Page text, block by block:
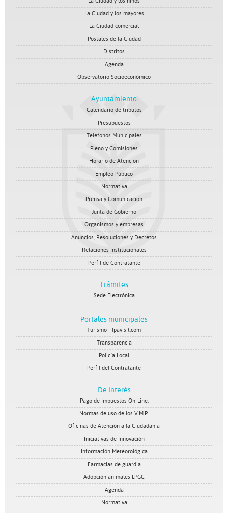
La Ciudad y los mayores
La Ciudad comercial
Postales de la Ciudad
Distritos
Agenda
Observatorio Socioeconómico
Ayuntamiento
Calendario de tributos
Presupuestos
Telefonos Municipales
Pleno y Comisiones
Horario de Atención
Empleo Público
Normativa
Prensa y Comunicacion
Junta de Gobierno
Organismos y empresas
Anuncios, Resoluciones y Decretos
Relaciones Institucionales
Perfil de Contratante
Trámites
Sede Electrónica
Portales municipales
Turismo - lpavisit.com
Transparencia
Policía Local
Perfil del Contratante
De Interés
Pago de Impuestos On-Line.
Normas de uso de los V.M.P.
Oficinas de Atención a la Ciudadanía
Iniciativas de Innovación
Información Meteorológica
Farmacias de guardia
Adopción animales LPGC
Agenda
Normativa